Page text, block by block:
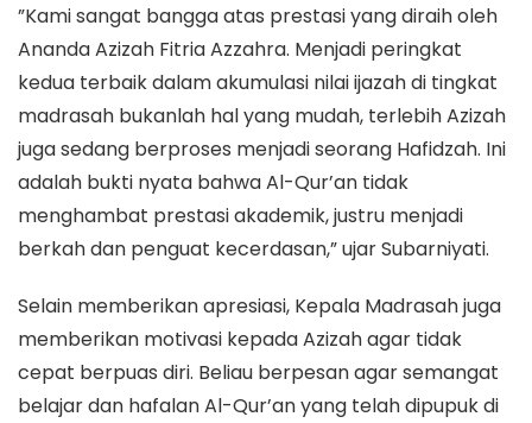
​”Kami sangat bangga atas prestasi yang diraih oleh
Ananda Azizah Fitria Azzahra. Menjadi peringkat
kedua terbaik dalam akumulasi nilai ijazah di tingkat
madrasah bukanlah hal yang mudah, terlebih Azizah
juga sedang berproses menjadi seorang Hafidzah. Ini
adalah bukti nyata bahwa Al-Qur’an tidak
menghambat prestasi akademik, justru menjadi
berkah dan penguat kecerdasan,” ujar Subarniyati.
​Selain memberikan apresiasi, Kepala Madrasah juga
memberikan motivasi kepada Azizah agar tidak
cepat berpuas diri. Beliau berpesan agar semangat
belajar dan hafalan Al-Qur’an yang telah dipupuk di